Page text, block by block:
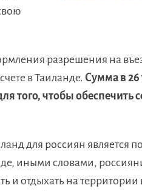
разрешения на
в Таиланде. Сумма в
того, чтобы
для россиян является
иными словами,
и отдыхать на